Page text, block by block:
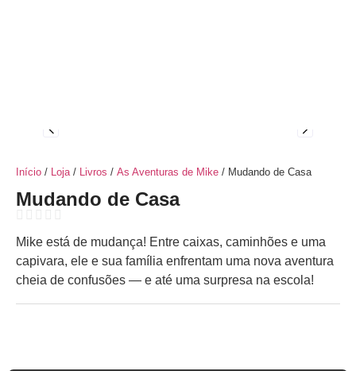
Início / Loja/ Livros / As Aventuras de Mike / Mudando de Casa
Mudando de Casa
Mike está de mudança! Entre caixas, caminhões e uma
capivara, ele e sua família enfrentam uma nova aventura
cheia de confusões — e até uma surpresa na escola!